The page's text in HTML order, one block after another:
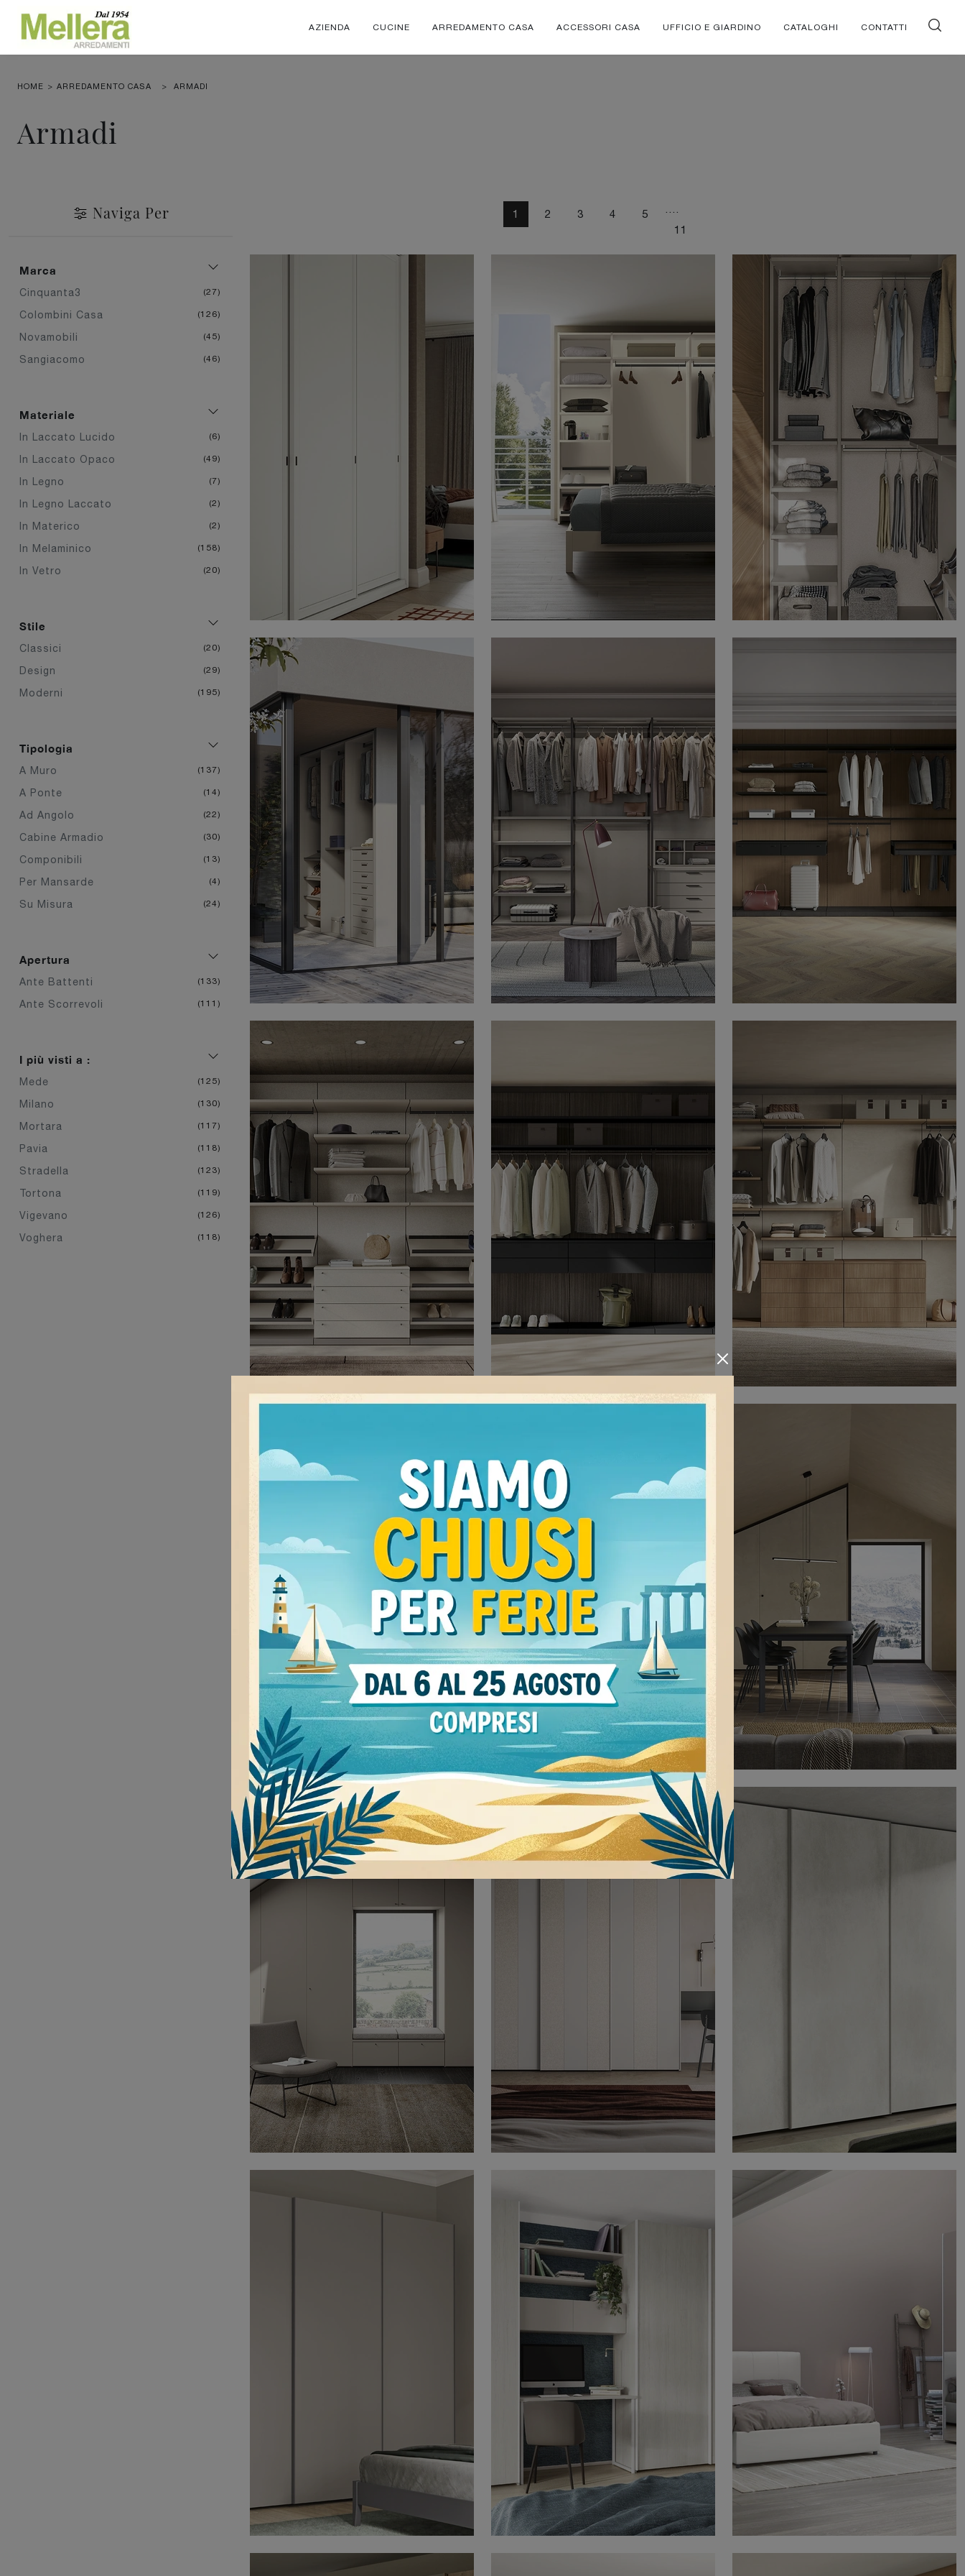
AZIENDA CUCINE ARREDAMENTO CASA ACCESSORI CASA UFFICIO E GIARDINO CATALOGHI CONTATTI
HOME > ARREDAMENTO CASA > ARMADI
Armadi
Naviga Per
Marca
Cinquanta3 27
Colombini Casa 126
Novamobili 45
Sangiacomo 46
Materiale
In Laccato Lucido 6
In Laccato Opaco 49
In Legno 7
In Legno Laccato 2
In Materico 2
In Melaminico 158
In Vetro 20
Stile
Classici 20
Design 29
Moderni 195
Tipologia
A Muro 137
A Ponte 14
Ad Angolo 22
Cabine Armadio 30
Componibili 13
Per Mansarde 4
Su Misura 24
Apertura
Ante Battenti 133
Ante Scorrevoli 111
I più visti a :
Mede 125
Milano 130
Mortara 117
Pavia 118
Stradella 123
Tortona 119
Vigevano 126
Voghera 118
1 2 3 4 5
11